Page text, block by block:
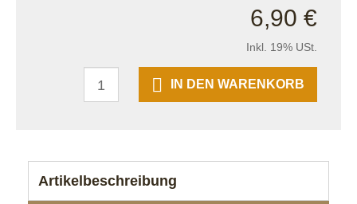
6,90 €
Inkl. 19% USt.
IN DEN WARENKORB
Artikelbeschreibung